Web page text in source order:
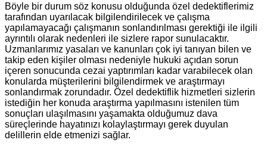
Böyle bir durum söz konusu olduğunda özel dedektiflerimiz
tarafından uyarılacak bilgilendirilecek ve çalışma
yapılamayacağı çalışmanın sonlandırılması gerektiği ile ilgili
ayrıntılı olarak nedenleri ile sizlere rapor sunulacaktır.
Uzmanlarımız yasaları ve kanunları çok iyi tanıyan bilen ve
takip eden kişiler olması nedeniyle hukuki açıdan sorun
içeren sonucunda cezai yaptırımları kadar varabilecek olan
konularda müşterilerini bilgilendirmek ve araştırmayı
sonlandırmak zorundadır. Özel dedektiflik hizmetleri sizlerin
istediğin her konuda araştırma yapılmasını istenilen tüm
sonuçları ulaşılmasını yaşamakta olduğumuz dava
süreçlerinde hayatınızı kolaylaştırmayı gerek duyulan
delillerin elde etmenizi sağlar.